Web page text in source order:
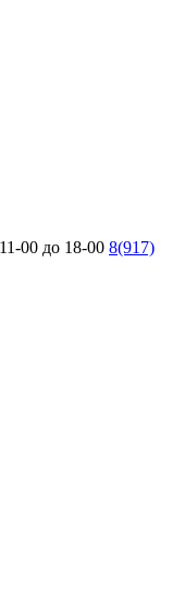
00 до 18-00 8(917)